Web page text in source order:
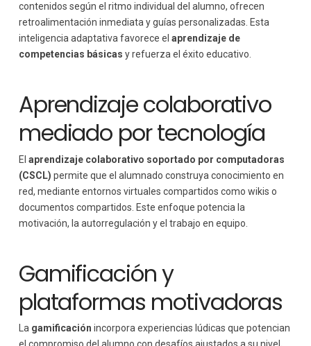
contenidos según el ritmo individual del alumno, ofrecen
retroalimentación inmediata y guías personalizadas. Esta
inteligencia adaptativa favorece el aprendizaje de
competencias básicas y refuerza el éxito educativo.
Aprendizaje colaborativo
mediado por tecnología
El aprendizaje colaborativo soportado por computadoras
(CSCL) permite que el alumnado construya conocimiento en
red, mediante entornos virtuales compartidos como wikis o
documentos compartidos. Este enfoque potencia la
motivación, la autorregulación y el trabajo en equipo.
Gamificación y
plataformas motivadoras
La gamificación incorpora experiencias lúdicas que potencian